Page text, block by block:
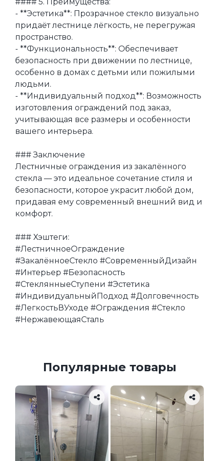
- **Эстетика**: Прозрачное стекло визуально
придаёт лестнице лёгкость, не перегружая
пространство.
- **Функциональность**: Обеспечивает
безопасность при движении по лестнице,
особенно в домах с детьми или пожилыми
людьми.
- **Индивидуальный подход**: Возможность
изготовления ограждений под заказ,
учитывающая все размеры и особенности
вашего интерьера.
### Заключение
Лестничные ограждения из закалённого
стекла — это идеальное сочетание стиля и
безопасности, которое украсит любой дом,
придавая ему современный внешний вид и
комфорт.
### Хэштеги:
#ЛестничноеОграждение
#ЗакалённоеСтекло #СовременныйДизайн
#Интерьер #Безопасность
#СтеклянныеСтупени #Эстетика
#ИндивидуальныйПодход #Долговечность
#ЛегкостьВУходе #Ограждения #Стекло
#НержавеющаяСталь
Популярные товары